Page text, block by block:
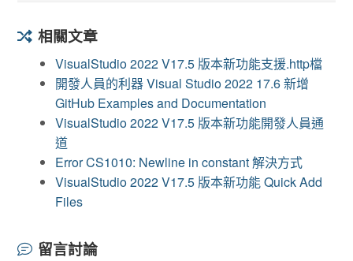
相關文章
VisualStudio 2022 V17.5 版本新功能支援.http檔
開發人員的利器 Visual Studio 2022 17.6 新增
GitHub Examples and Documentation
VisualStudio 2022 V17.5 版本新功能開發人員通
道
Error CS1010: Newline in constant 解決方式
VisualStudio 2022 V17.5 版本新功能 Quick Add
Files
留言討論